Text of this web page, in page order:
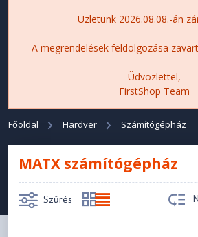
Üzletünk 2026.08.08.-án
A megrendelések feldolgozása
Üdvözlettel,
FirstShop Team
Főoldal Hardver Számítógépház
MATX számítógépház
Szűrés